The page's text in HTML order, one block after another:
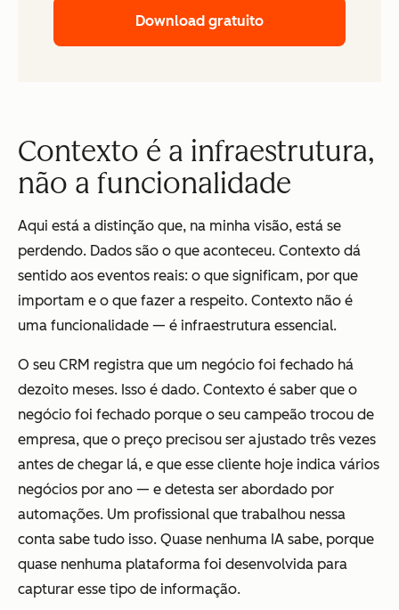
Download gratuito
Contexto é a infraestrutura,
não a funcionalidade
Aqui está a distinção que, na minha visão, está se
perdendo. Dados são o que aconteceu. Contexto dá
sentido aos eventos reais: o que significam, por que
importam e o que fazer a respeito. Contexto não é
uma funcionalidade — é infraestrutura essencial.
O seu CRM registra que um negócio foi fechado há
dezoito meses. Isso é dado. Contexto é saber que o
negócio foi fechado porque o seu campeão trocou de
empresa, que o preço precisou ser ajustado três vezes
antes de chegar lá, e que esse cliente hoje indica vários
negócios por ano — e detesta ser abordado por
automações. Um profissional que trabalhou nessa
conta sabe tudo isso. Quase nenhuma IA sabe, porque
quase nenhuma plataforma foi desenvolvida para
capturar esse tipo de informação.